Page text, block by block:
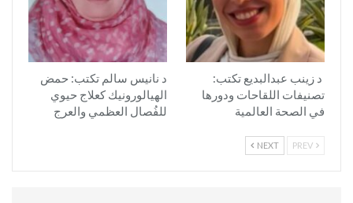
د زينب عبدالبديع تكتب:
تصنيفات اللقاحات ودورها
في الصحة العالمية
د نانيس سالم تكتب: حمض
الهيالورونيك كعلاج حيوي
للفُصال العظمي والعرج
NEXT